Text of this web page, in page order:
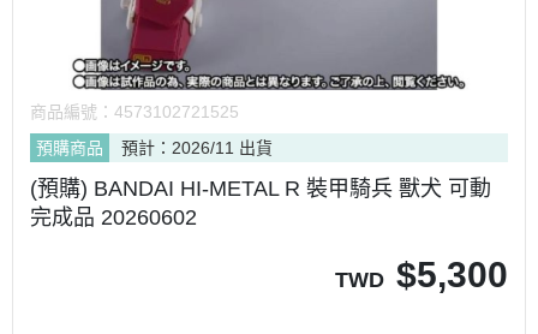
商品編號： 4573102721525
預購商品
預計：2026/11 出貨
(預購) BANDAI HI-METAL R 裝甲騎兵 獸犬 可動
完成品 20260602
TWD $5,300